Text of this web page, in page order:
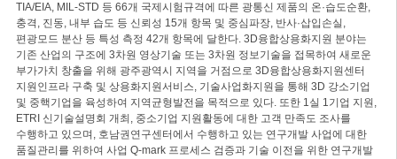
TIA/EIA, MIL-STD 등 66개 국제시험규격에 따른 광통신 제품의 온·습도순환,
충격, 진동, 내부 습도 등 신뢰성 15개 항목 및 중심파장, 반사·삽입손실,
편광모드 분산 등 특성 측정 42개 항목에 달한다. 3D융합상용화지원 분야는
기존 산업의 구조에 3차원 영상기술 또는 3차원 정보기술을 접목하여 새로운
부가가치 창출을 위해 광주광역시 지역을 거점으로 3D융합상용화지원센터
지원인프라 구축 및 상용화지원서비스, 기술사업화지원을 통해 3D 강소기업
및 중핵기업을 육성하여 지역균형발전을 목적으로 있다. 또한 1실 1기업 지원,
ETRI 신기술설명회 개최, 중소기업 지원활동에 대한 고객 만족도 조사를
수행하고 있으며, 호남권연구센터에서 수행하고 있는 연구개발 사업에 대한
품질관리를 위하여 사업 Q-mark 프로세스 검증과 기술 이전을 위한 연구개발